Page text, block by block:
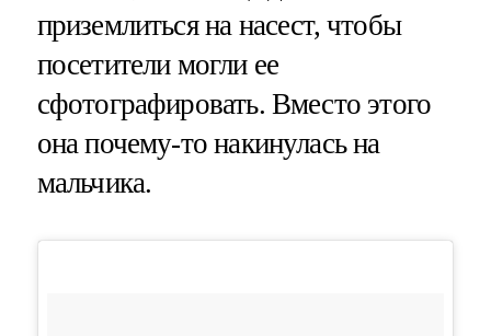
приземлиться на насест, чтобы
посетители могли ее
сфотографировать. Вместо этого
она почему-то накинулась на
мальчика.